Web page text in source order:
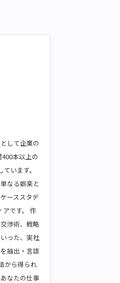
して企業の
本以上の
います。
なる娯楽と
ーススタデ
アです。 作
渉術、戦略
った、実社
抽出・言語
から得られ
なたの仕事